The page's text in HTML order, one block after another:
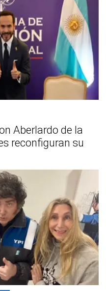
Aberlardo de la
reconfiguran su